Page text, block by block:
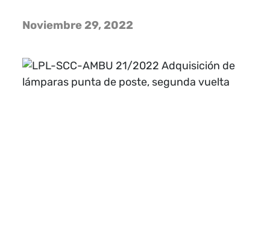
Noviembre 29, 2022